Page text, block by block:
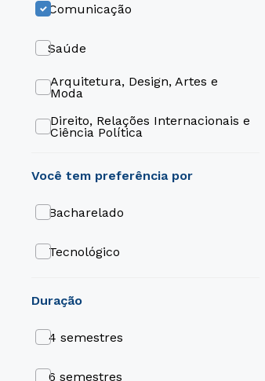
Comunicação
Saúde
Arquitetura, Design, Artes e
Moda
Direito, Relações Internacionais e
Ciência Política
Engenharia e Tecnologia
Gestão e Negócios
duração
4 semestres
6 semestres
Bacharelado
Tecnológico